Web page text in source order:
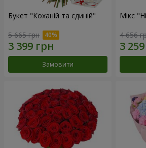
Букет "Коханій та єдиній"
5 665 грн
Замовити
Мікс
4 656